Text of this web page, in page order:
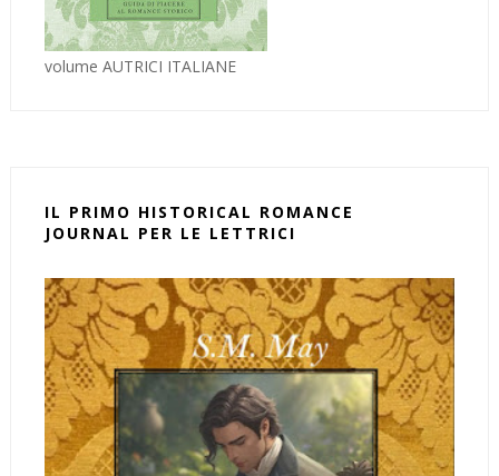
volume AUTRICI ITALIANE
IL PRIMO HISTORICAL ROMANCE
JOURNAL PER LE LETTRICI